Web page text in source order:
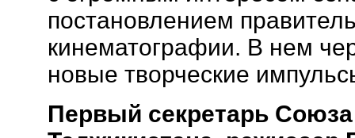
постановлением
кинематографии. В нем
новые творческие
Первый секретарь